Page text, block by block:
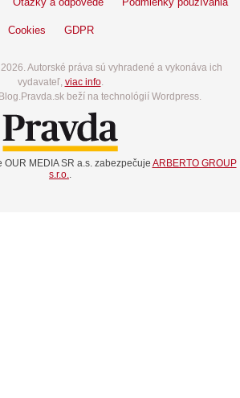
Cookies GDPR
Autorské práva sú vyhradené a vykonáva ich
vydavateľ, viac info.
beží na technológií Wordpress.
MEDIA SR a.s. zabezpečuje ARBERTO GROUP
s.r.o.